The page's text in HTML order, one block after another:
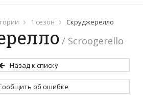
1 сезон Скруджерелло
/ Scroogerello
Назад к списку
об ошибке